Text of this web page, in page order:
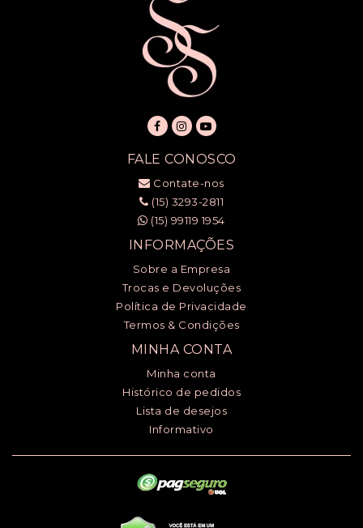
FALE CONOSCO
Contate-nos
(15) 3293-2811
(15) 99119 1954
INFORMAÇÕES
Sobre a Empresa
Trocas e Devoluções
Política de Privacidade
Termos & Condições
MINHA CONTA
Minha conta
Histórico de pedidos
Lista de desejos
Informativo